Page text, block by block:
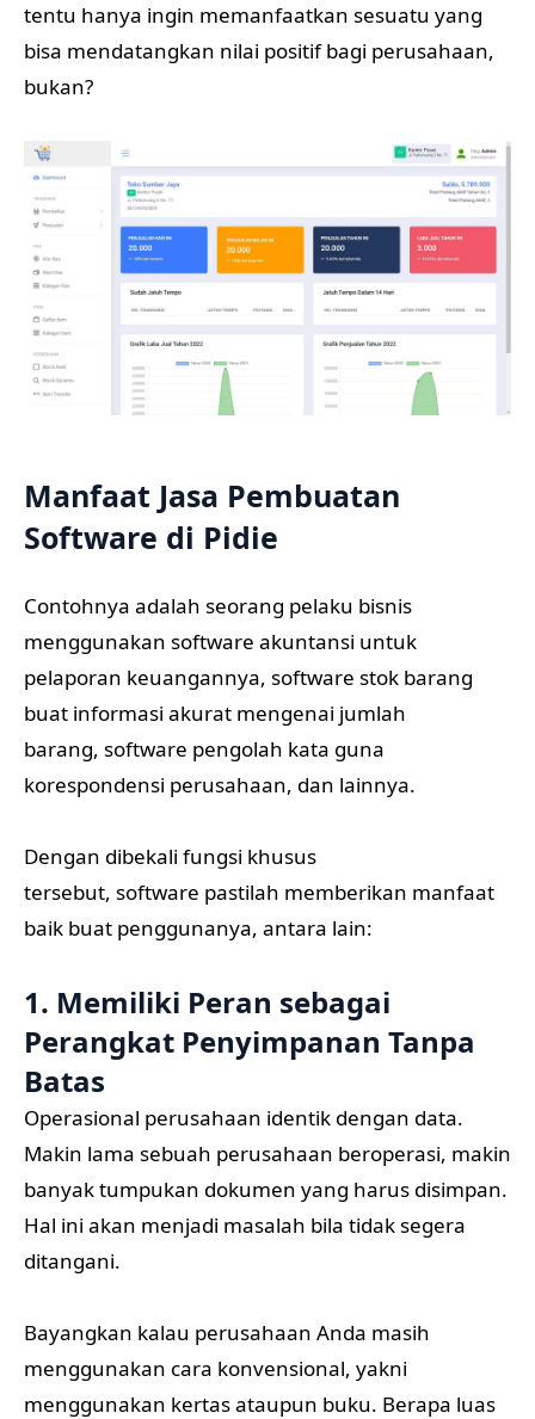
tentu hanya ingin memanfaatkan sesuatu yang
bisa mendatangkan nilai positif bagi perusahaan,
bukan?
Manfaat Jasa Pembuatan
Software di Pidie
Contohnya adalah seorang pelaku bisnis
menggunakan software akuntansi untuk
pelaporan keuangannya, software stok barang
buat informasi akurat mengenai jumlah
barang, software pengolah kata guna
korespondensi perusahaan, dan lainnya.
Dengan dibekali fungsi khusus
tersebut, software pastilah memberikan manfaat
baik buat penggunanya, antara lain:
1. Memiliki Peran sebagai
Perangkat Penyimpanan Tanpa
Batas
Operasional perusahaan identik dengan data.
Makin lama sebuah perusahaan beroperasi, makin
banyak tumpukan dokumen yang harus disimpan.
Hal ini akan menjadi masalah bila tidak segera
ditangani.
Bayangkan kalau perusahaan Anda masih
menggunakan cara konvensional, yakni
menggunakan kertas ataupun buku. Berapa luas